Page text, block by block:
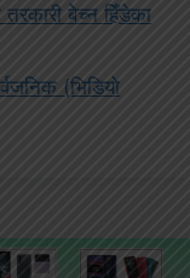
बेच्न हिँडेका
(भिडियो